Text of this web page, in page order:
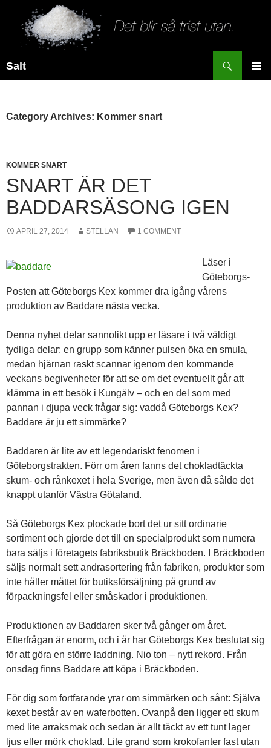
Salt
Category Archives: Kommer snart
KOMMER SNART
SNART ÄR DET
BADDARSÄSONG IGEN
APRIL 27, 2014 STELLAN 1 COMMENT
Läser i
Göteborgs-
Posten att Göteborgs Kex kommer dra igång vårens
produktion av Baddare nästa vecka.
Denna nyhet delar sannolikt upp er läsare i två väldigt
tydliga delar: en grupp som känner pulsen öka en smula,
medan hjärnan raskt scannar igenom den kommande
veckans begivenheter för att se om det eventuellt går att
klämma in ett besök i Kungälv – och en del som med
pannan i djupa veck frågar sig: vaddå Göteborgs Kex?
Baddare är ju ett simmärke?
Baddaren är lite av ett legendariskt fenomen i
Göteborgstrakten. Förr om åren fanns det chokladtäckta
skum- och rånkexet i hela Sverige, men även då sålde det
knappt utanför Västra Götaland.
Så Göteborgs Kex plockade bort det ur sitt ordinarie
sortiment och gjorde det till en specialprodukt som numera
bara säljs i företagets fabriksbutik Bräckboden. I Bräckboden
säljs normalt sett andrasortering från fabriken, produkter som
inte håller måttet för butiksförsäljning på grund av
förpackningsfel eller småskador i produktionen.
Produktionen av Baddaren sker två gånger om året.
Efterfrågan är enorm, och i år har Göteborgs Kex beslutat sig
för att göra en större laddning. Nio ton – nytt rekord. Från
onsdag finns Baddare att köpa i Bräckboden.
För dig som fortfarande yrar om simmärken och sånt: Själva
kexet består av en waferbotten. Ovanpå den ligger ett skum
med lite arraksmak och sedan är allt täckt av ett tunt lager
ljus eller mörk choklad. Lite grand som krokofanter fast utan